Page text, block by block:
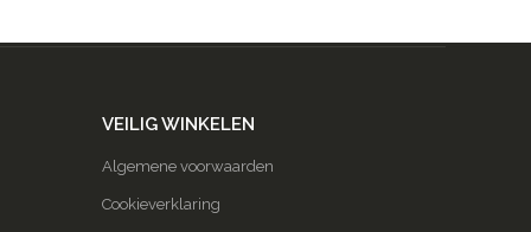
VEILIG WINKELEN
Algemene voorwaarden
Cookieverklaring